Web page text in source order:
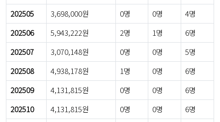
202505
3,698,000원 0명 0명
4명
202506
5,943,222원 2명 1명
6명
202507
3,070,148원 0명 0명
5명
202508
4,938,178원 1명 0명
6명
202509
4,131,815원 0명 0명
6명
202510
4,131,815원 0명 0명
6명